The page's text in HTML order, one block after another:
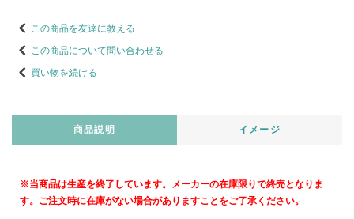
この商品を友達に教える
この商品について問い合わせる
買い物を続ける
商品説明 イメージ
※当商品は生産を終了しています。メーカーの在庫限りで終売となりま
す。ご注文時に在庫がない場合がありますことをご了承ください。